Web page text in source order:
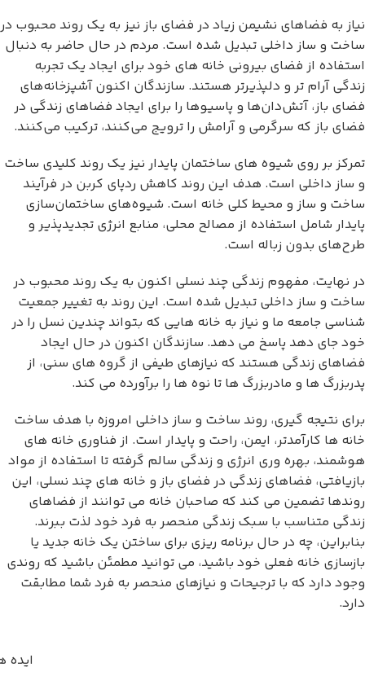
نیاز به فضاهای نشیمن زیاد در فضای باز نیز به یک روند محبوب در
ساخت و ساز داخلی تبدیل شده است. مردم در حال حاضر به دنبال
استفاده از فضای بیرونی خانه های خود برای ایجاد یک تجربه
زندگی آرام تر و دلپذیرتر هستند. سازندگان اکنون آشپزخانه‌های
فضای باز، آتش‌دان‌ها و پاسیوها را برای ایجاد فضاهای زندگی در
فضای باز که سرگرمی و آرامش را ترویج می‌کنند، ترکیب می‌کنند.
تمرکز بر روی شیوه های ساختمان پایدار نیز یک روند کلیدی ساخت
و ساز داخلی است. هدف این روند کاهش ردپای کربن در فرآیند
ساخت و ساز و محیط کلی خانه است. شیوه‌های ساختمان‌سازی
پایدار شامل استفاده از مصالح محلی، منابع انرژی تجدیدپذیر و
طرح‌های بدون زباله است.
در نهایت، مفهوم زندگی چند نسلی اکنون به یک روند محبوب در
ساخت و ساز داخلی تبدیل شده است. این روند به تغییر جمعیت
شناسی جامعه ما و نیاز به خانه هایی که بتواند چندین نسل را در
خود جای دهد پاسخ می دهد. سازندگان اکنون در حال ایجاد
فضاهای زندگی هستند که نیازهای طیفی از گروه های سنی، از
پدربزرگ ها و مادربزرگ ها تا نوه ها را برآورده می کند.
برای نتیجه گیری، روند ساخت و ساز داخلی امروزه با هدف ساخت
خانه ها کارآمدتر، ایمن، راحت و پایدار است. از فناوری خانه های
هوشمند، بهره وری انرژی و زندگی سالم گرفته تا استفاده از مواد
بازیافتی، فضاهای زندگی در فضای باز و خانه های چند نسلی، این
روندها تضمین می کند که صاحبان خانه می توانند از فضاهای
زندگی متناسب با سبک زندگی منحصر به فرد خود لذت ببرند.
بنابراین، چه در حال برنامه ریزی برای ساختن یک خانه جدید یا
بازسازی خانه فعلی خود باشید، می توانید مطمئن باشید که روندی
وجود دارد که با ترجیحات و نیازهای منحصر به فرد شما مطابقت
دارد.
ایده